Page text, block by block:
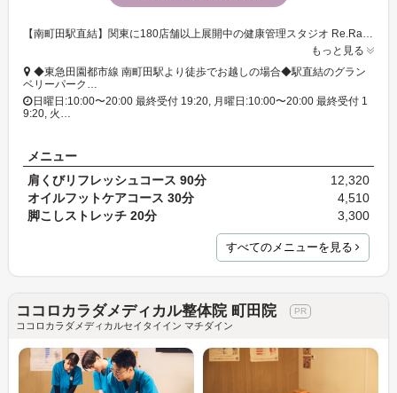
もっと見る
◆東急田園都市線 南町田駅より徒歩でお越しの場合◆駅直結のグラン
ベリーパーク…
日曜日:10:00〜20:00 最終受付 19:20, 月曜日:10:00〜20:00 最終受付 1
9:20, 火…
メニュー
肩くびリフレッシュコース 90分
12,320
オイルフットケアコース 30分
4,510
脚こしストレッチ 20分
3,300
すべてのメニューを見る
ココロカラダメディカル整体院 町田院
ココロカラダメディカルセイタイイン マチダイン